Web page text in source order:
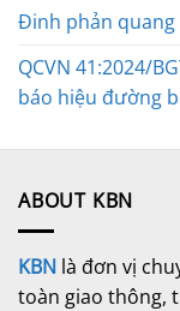
Đinh phản quang
QCVN 41:2024/
báo hiệu đường
ABOUT KBN
KBN là đơn vị
toàn giao thông,